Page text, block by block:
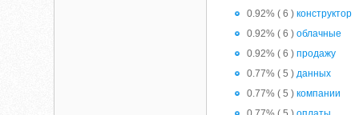
0.92% ( 6 )конструктор
0.92% ( 6 )облачные
0.92% ( 6 )продажу
0.77% ( 5 )данных
0.77% ( 5 )компании